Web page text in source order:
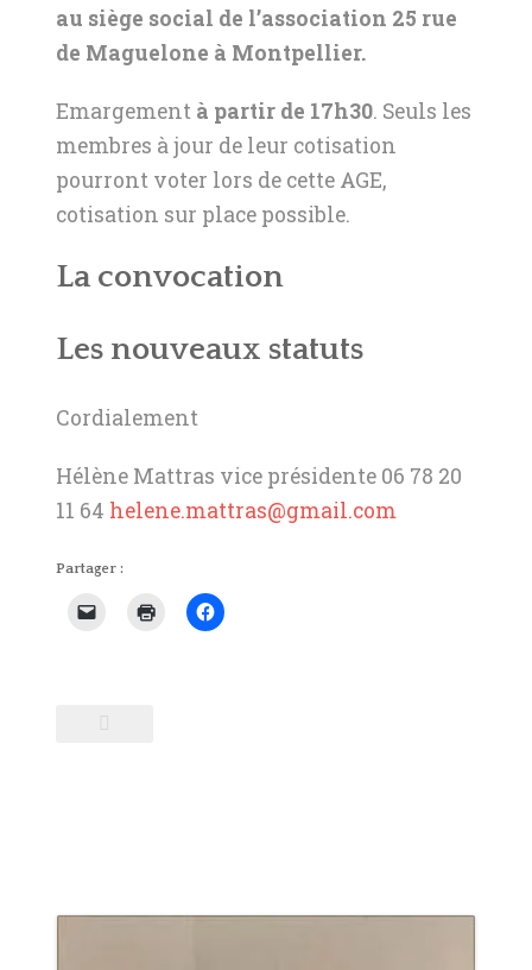
au siège social de l’association 25 rue
de Maguelone à Montpellier.
Emargement à partir de 17h30. Seuls les
membres à jour de leur cotisation
pourront voter lors de cette AGE,
cotisation sur place possible.
La convocation
Les nouveaux statuts
Cordialement
Hélène Mattras vice présidente 06 78 20
11 64 helene.mattras@gmail.com
Partager :